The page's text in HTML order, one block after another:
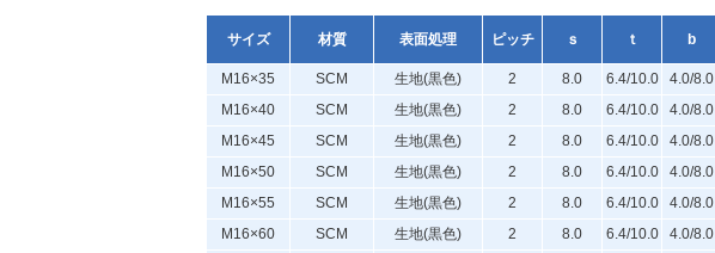
サイズ 材質 表面処理 ピッチ ｓ ｔ b
M16×35 SCM 生地(黒色) 2 8.0 6.4/10.0 4.0/8.0
M16×40
SCM 生地(黒色) 2 8.0 6.4/10.0 4.0/8.0
M16×45
SCM 生地(黒色) 2 8.0 6.4/10.0 4.0/8.0
M16×50
SCM 生地(黒色) 2 8.0 6.4/10.0 4.0/8.0
M16×55
SCM 生地(黒色) 2 8.0 6.4/10.0 4.0/8.0
M16×60
SCM 生地(黒色) 2 8.0 6.4/10.0 4.0/8.0